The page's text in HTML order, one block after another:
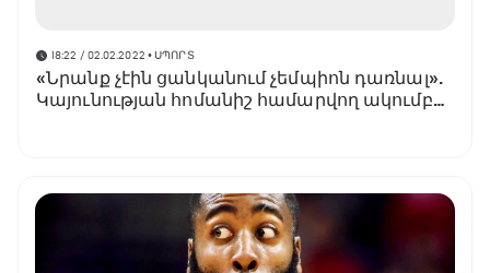
18:22 / 02.02.2022 • ՍՊՈՐՏ
«Նրանք չէին ցանկանում չեմպիոն դառնալ».
Կայունության հոմանիշ համարվող ակումբը